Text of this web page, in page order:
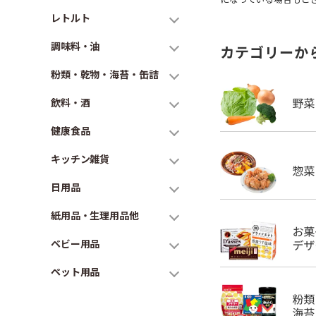
レトルト
調味料・油
粉類・乾物・海苔・缶詰
飲料・酒
健康食品
キッチン雑貨
日用品
紙用品・生理用品他
ベビー用品
ペット用品
カテゴリーか